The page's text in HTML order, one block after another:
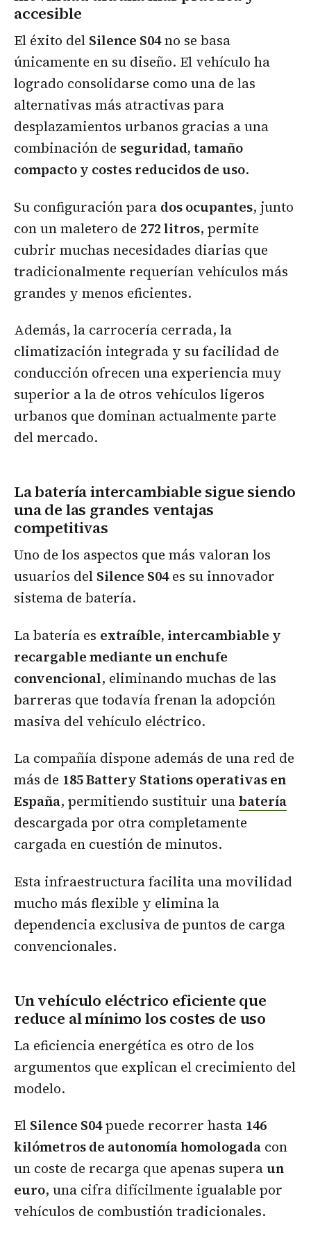
accesible
El éxito del Silence S04no se basa
únicamente en su diseño. El vehículo ha
logrado consolidarse como una de las
alternativas más atractivas para
desplazamientos urbanos gracias a una
combinación de seguridad, tamaño
compacto y costes reducidos de uso.
Su configuración para dos ocupantes, junto
con un maletero de 272 litros, permite
cubrir muchas necesidades diarias que
tradicionalmente requerían vehículos más
grandes y menos eficientes.
Además, la carrocería cerrada, la
climatización integrada y su facilidad de
conducción ofrecen una experiencia muy
superior a la de otros vehículos ligeros
urbanos que dominan actualmente parte
del mercado.
La batería intercambiable sigue siendo
una de las grandes ventajas
competitivas
Uno de los aspectos que más valoran los
usuarios del Silence S04es su innovador
sistema de batería.
La batería es extraíble, intercambiable y
recargable mediante un enchufe
convencional, eliminando muchas de las
barreras que todavía frenan la adopción
masiva del vehículo eléctrico.
La compañía dispone además de una red de
más de 185 Battery Stations operativas en
España, permitiendo sustituir unabatería
descargada por otra completamente
cargada en cuestión de minutos.
Esta infraestructura facilita una movilidad
mucho más flexible y elimina la
dependencia exclusiva de puntos de carga
convencionales.
Un vehículo eléctrico eficiente que
reduce al mínimo los costes de uso
La eficiencia energética es otro de los
argumentos que explican el crecimiento del
modelo.
El Silence S04puede recorrer hasta 146
kilómetros de autonomía homologada con
un coste de recarga que apenas superaun
euro, una cifra difícilmente igualable por
vehículos de combustión tradicionales.